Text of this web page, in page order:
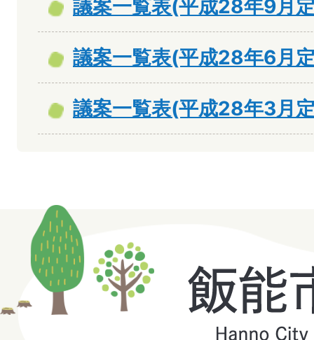
議案一覧表(平成28年9月
議案一覧表(平成28年6月
議案一覧表(平成28年3月
飯
能